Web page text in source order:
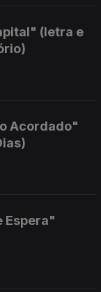
(letra e
Acordado"
Espera"